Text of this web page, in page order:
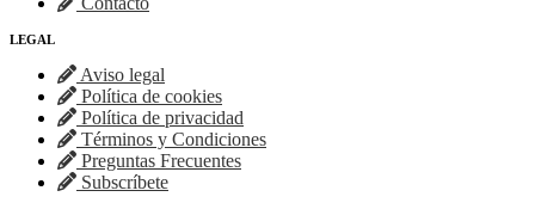
LEGAL
Aviso legal
Política de cookies
Política de privacidad
Términos y Condiciones
Preguntas Frecuentes
Subscríbete